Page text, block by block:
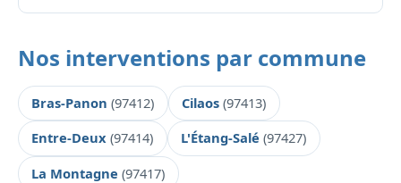
Nos interventions par commune
Bras-Panon(97412) Cilaos(97413)
Entre-Deux(97414) L'Étang-Salé(97427)
La Montagne(97417)